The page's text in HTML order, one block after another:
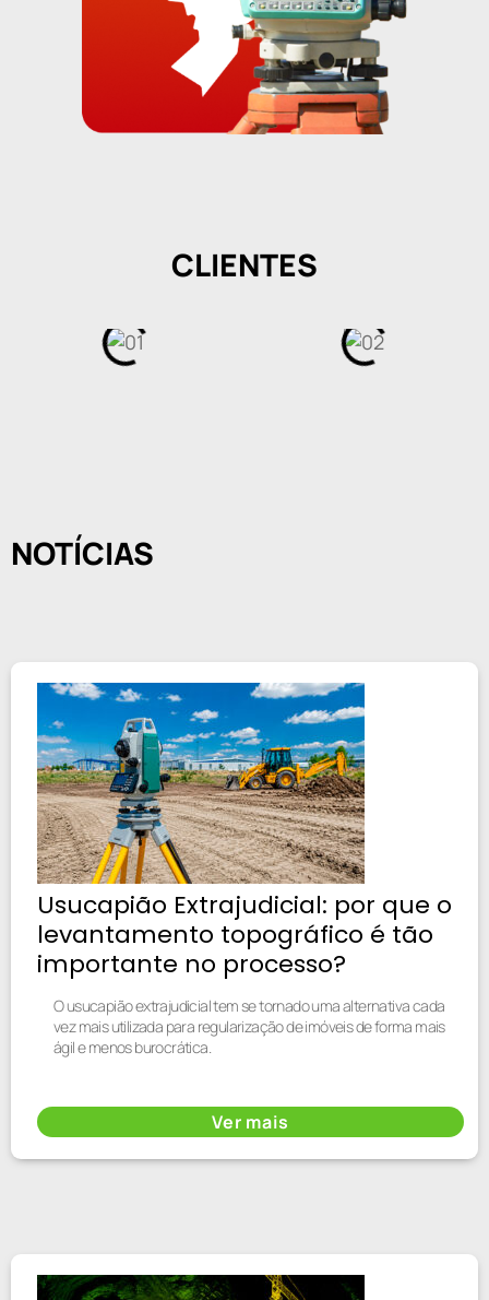
CLIENTES
NOTÍCIAS
Usucapião Extrajudicial: por que o
levantamento topográfico é tão
importante no processo?
O usucapião extrajudicial tem se tornado uma alternativa cada
vez mais utilizada para regularização de imóveis de forma mais
ágil e menos burocrática.
Ver mais